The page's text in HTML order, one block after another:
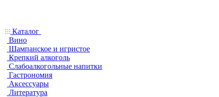
Каталог
Вино
Шампанское и игристое
Крепкий алкоголь
Слабоалкогольные напитки
Гастрономия
Аксессуары
Литература